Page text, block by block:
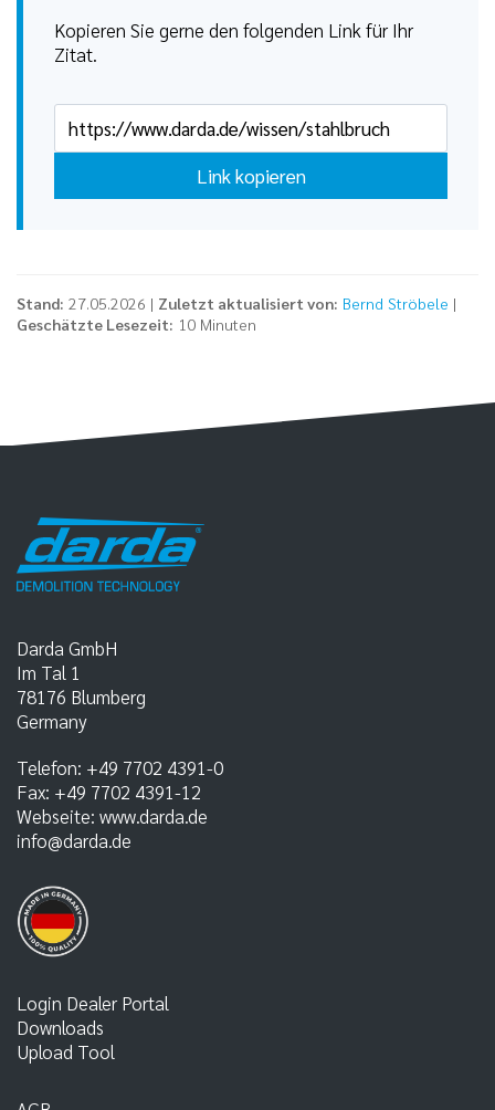
Kopieren Sie gerne den folgenden Link für Ihr
Zitat.
Link kopieren
Stand: 27.05.2026 | Zuletzt aktualisiert von: Bernd Ströbele |
Geschätzte Lesezeit: 10 Minuten
Darda GmbH
Im Tal 1
78176 Blumberg
Germany
Telefon: +49 7702 4391-0
Fax: +49 7702 4391-12
Webseite: www.darda.de
info@darda.de
Login Dealer Portal
Downloads
Upload Tool